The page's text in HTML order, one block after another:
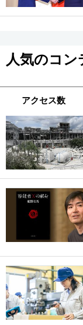
人気のコン
アクセス数